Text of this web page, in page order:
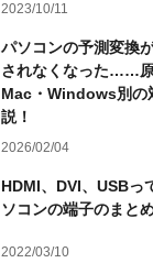
2023/10/11
パソコンの予測変換
されなくなった……
Mac・Windows別の
説！
2026/02/04
HDMI、DVI、USBっ
ソコンの端子のまと
2022/03/10